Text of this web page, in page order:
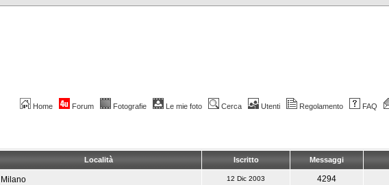
Home Forum Fotografie Le mie foto Cerca Utenti Regolamento FAQ
Località Iscritto Messaggi
Milano 12 Dic 2003
4294